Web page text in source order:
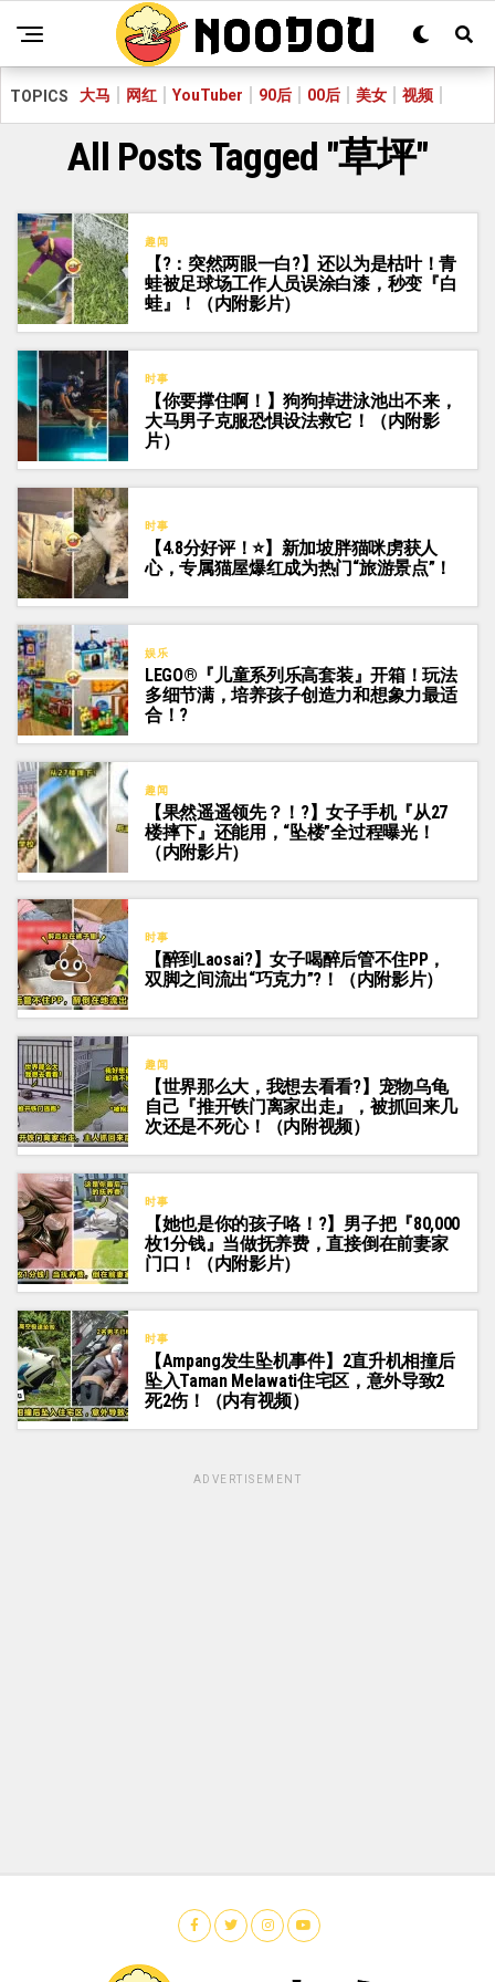
TOPICS 大马 网红 YouTuber 90后 00后 美女 视频
All Posts Tagged "草坪"
趣闻
【?：突然两眼一白?】还以为是枯叶！青
蛙被足球场工作人员误涂白漆，秒变『白
蛙』！（内附影片）
时事
【你要撑住啊！】狗狗掉进泳池出不来，
大马男子克服恐惧设法救它！（内附影
片）
时事
【4.8分好评！⭐】新加坡胖猫咪虏获人
心，专属猫屋爆红成为热门“旅游景点”！
娱乐
LEGO®『儿童系列乐高套装』开箱！玩法
多细节满，培养孩子创造力和想象力最适
合！?
趣闻
【果然遥遥领先？！?】女子手机『从27
楼摔下』还能用，“坠楼”全过程曝光！
（内附影片）
时事
【醉到Laosai?】女子喝醉后管不住PP，
双脚之间流出“巧克力”?！（内附影片）
趣闻
【世界那么大，我想去看看?】宠物乌龟
自己『推开铁门离家出走』，被抓回来几
次还是不死心！（内附视频）
时事
【她也是你的孩子咯！?】男子把『80,000
枚1分钱』当做抚养费，直接倒在前妻家
门口！（内附影片）
时事
【Ampang发生坠机事件】2直升机相撞后
坠入Taman Melawati住宅区，意外导致2
死2伤！（内有视频）
ADVERTISEMENT